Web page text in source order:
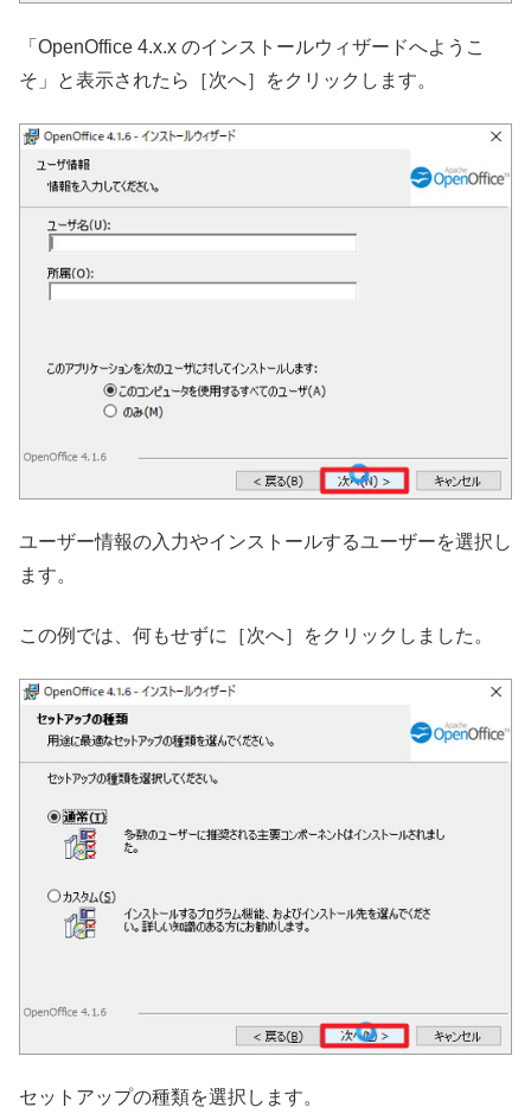
「OpenOffice 4.x.x のインストールウィザードへようこ
そ」と表示されたら［次へ］をクリックします。
ユーザー情報の入力やインストールするユーザーを選択し
ます。
この例では、何もせずに［次へ］をクリックしました。
セットアップの種類を選択します。